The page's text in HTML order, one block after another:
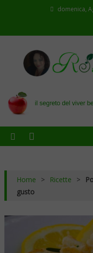
domenica,
Il blog di
Home > Ricette >
gusto